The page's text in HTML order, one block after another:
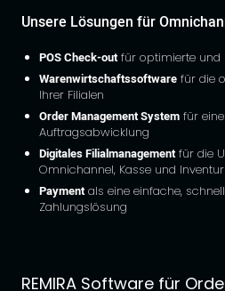
Unsere Lösungen für
POS Check-outfür optimierte und
Warenwirtschaftssoftware für die
Ihrer Filialen
Order Management System für
Auftragsabwicklung
Digitales Filialmanagementfür die
Omnichannel, Kasse und
Paymentals eine einfache,
Zahlungslösung
REMIRA Software für